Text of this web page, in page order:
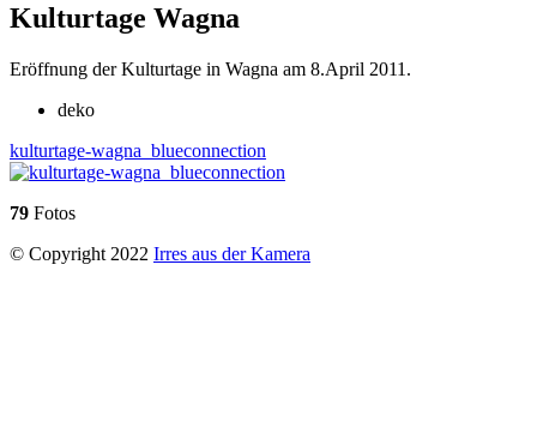
Kulturtage Wagna
Eröffnung der Kulturtage in Wagna am 8.April 2011.
deko
kulturtage-wagna_blueconnection
79 Fotos
© Copyright 2022 Irres aus der Kamera